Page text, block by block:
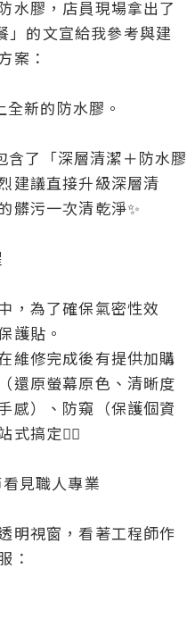
水膠，店員現場拿出了
」的文宣給我參考與建
案：
建議直接升級深層清
髒污一次清乾淨✨
，為了確保氣密性效
護貼。
維修完成後有提供加購
還原螢幕原色、清晰度
感）、防窺（保護個資
搞定👍🏻
見職人專業
明視窗，看著工程師作
：